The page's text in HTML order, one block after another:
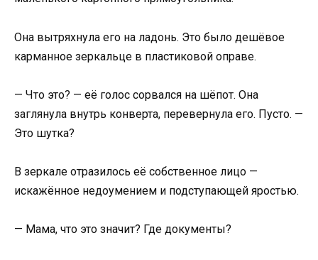
Она вытряхнула его на ладонь. Это было дешёвое
карманное зеркальце в пластиковой оправе.
— Что это? — её голос сорвался на шёпот. Она
заглянула внутрь конверта, перевернула его. Пусто. —
Это шутка?
В зеркале отразилось её собственное лицо —
искажённое недоумением и подступающей яростью.
— Мама, что это значит? Где документы?